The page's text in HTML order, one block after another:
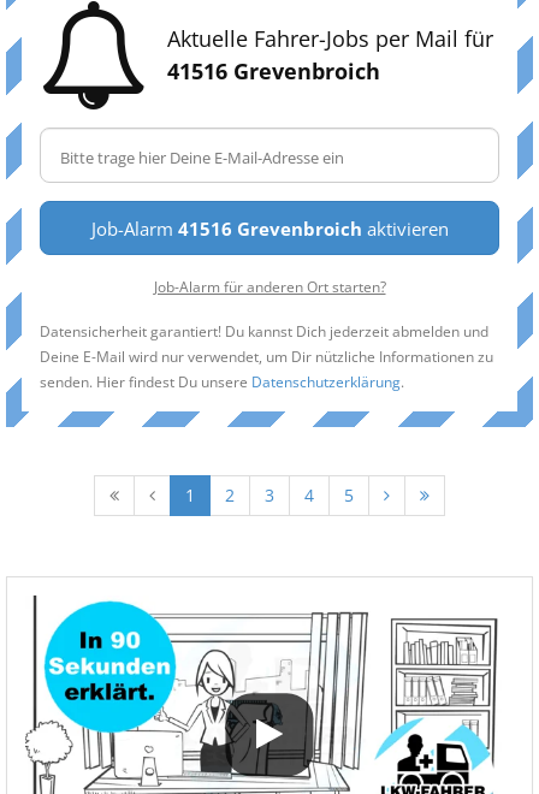
Aktuelle Fahrer-Jobs per Mail für
41516 Grevenbroich
Job-Alarm 41516 Grevenbroich aktivieren
Job-Alarm für anderen Ort starten?
Datensicherheit garantiert! Du kannst Dich jederzeit abmelden und
Deine E-Mail wird nur verwendet, um Dir nützliche Informationen zu
senden. Hier findest Du unsere Datenschutzerklärung.
1 2 3 4 5